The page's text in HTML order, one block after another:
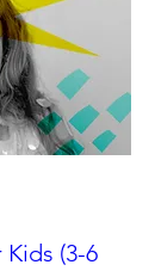
(3-6